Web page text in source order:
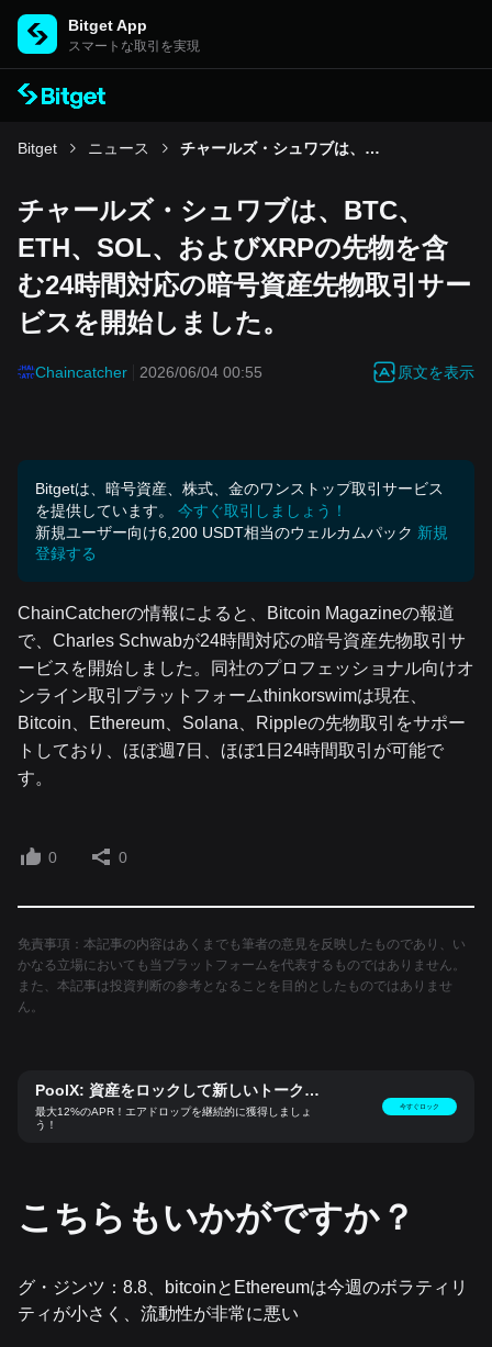
Bitget App
スマートな取引を実現
Bitget ニュース チャールズ・シュワブは、BTC、ETH、SOL、およびXRPの先物を含む24時間対応の暗号資産先物取引サービスを開始しました。
チャールズ・シュワブは、BTC、
ETH、SOL、およびXRPの先物を含
む24時間対応の暗号資産先物取引サー
ビスを開始しました。
Chaincatcher 2026/06/04 00:55 原文を表示
Bitgetは、暗号資産、株式、金のワンストップ取引サービス
を提供しています。
今すぐ取引しましょう！
新規ユーザー向け6,200 USDT相当のウェルカムパック 新規
登録する
ChainCatcherの情報によると、Bitcoin Magazineの報道
で、Charles Schwabが24時間対応の暗号資産先物取引サ
ービスを開始しました。同社のプロフェッショナル向けオ
ンライン取引プラットフォームthinkorswimは現在、
Bitcoin、Ethereum、Solana、Rippleの先物取引をサポー
トしており、ほぼ週7日、ほぼ1日24時間取引が可能で
す。
0 0
免責事項：本記事の内容はあくまでも筆者の意見を反映したものであり、い
かなる立場においても当プラットフォームを代表するものではありません。
また、本記事は投資判断の参考となることを目的としたものではありませ
ん。
PoolX: 資産をロックして新しいトークン
をゲット
最大12%のAPR！エアドロップを継続的に獲得しましょ
う！
今すぐロック
こちらもいかがですか？
グ・ジンツ：8.8、bitcoinとEthereumは今週のボラティリ
ティが小さく、流動性が非常に悪い